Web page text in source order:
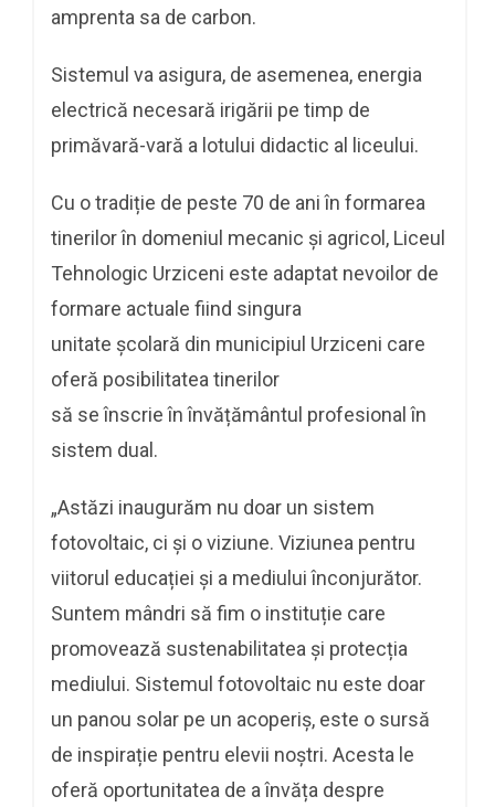
amprenta sa de carbon.
Sistemul va asigura, de asemenea, energia
electrică necesară irigării pe timp de
primăvară-vară a lotului didactic al liceului.
Cu o tradiție de peste 70 de ani în formarea
tinerilor în domeniul mecanic și agricol, Liceul
Tehnologic Urziceni este adaptat nevoilor de
formare actuale fiind singura
unitate școlară din municipiul Urziceni care
oferă posibilitatea tinerilor
să se înscrie în învățământul profesional în
sistem dual.
„Astăzi inaugurăm nu doar un sistem
fotovoltaic, ci și o viziune. Viziunea pentru
viitorul educației și a mediului înconjurător.
Suntem mândri să fim o instituție care
promovează sustenabilitatea și protecția
mediului. Sistemul fotovoltaic nu este doar
un panou solar pe un acoperiș, este o sursă
de inspirație pentru elevii noștri. Acesta le
oferă oportunitatea de a învăța despre